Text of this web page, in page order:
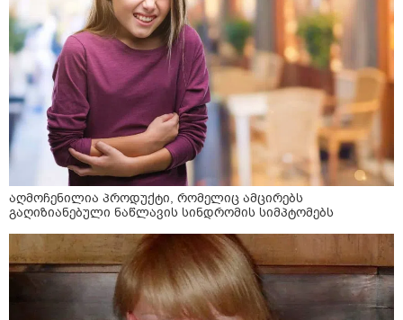
აღმოჩენილია პროდუქტი, რომელიც ამცირებს
გაღიზიანებული ნაწლავის სინდრომის სიმპტომებს